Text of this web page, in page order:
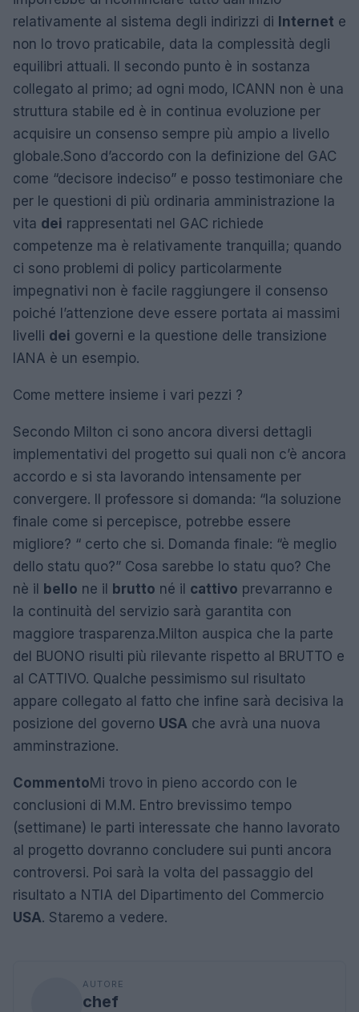
relativamente al sistema degli indirizzi di Internet e
non lo trovo praticabile, data la complessità degli
equilibri attuali. Il secondo punto è in sostanza
collegato al primo; ad ogni modo, ICANN non è una
struttura stabile ed è in continua evoluzione per
acquisire un consenso sempre più ampio a livello
globale.Sono d’accordo con la definizione del GAC
come “decisore indeciso” e posso testimoniare che
per le questioni di più ordinaria amministrazione la
vita dei rappresentati nel GAC richiede
competenze ma è relativamente tranquilla; quando
ci sono problemi di policy particolarmente
impegnativi non è facile raggiungere il consenso
poiché l’attenzione deve essere portata ai massimi
livelli dei governi e la questione delle transizione
IANA è un esempio.
Come mettere insieme i vari pezzi ?
Secondo Milton ci sono ancora diversi dettagli
implementativi del progetto sui quali non c’è ancora
accordo e si sta lavorando intensamente per
convergere. Il professore si domanda: “la soluzione
finale come si percepisce, potrebbe essere
migliore? “ certo che si. Domanda finale: “è meglio
dello statu quo?” Cosa sarebbe lo statu quo? Che
nè il
bello ne il brutto né il cattivo prevarranno e
la continuità del servizio sarà garantita con
maggiore trasparenza.Milton auspica che la parte
del BUONO risulti più rilevante rispetto al BRUTTO e
al CATTIVO. Qualche pessimismo sul risultato
appare collegato al fatto che infine sarà decisiva la
posizione del governo USA che avrà una nuova
amminstrazione.
CommentoMi trovo in pieno accordo con le
conclusioni di M.M. Entro brevissimo tempo
(settimane) le parti interessate che hanno lavorato
al progetto dovranno concludere sui punti ancora
controversi. Poi sarà la volta del passaggio del
risultato a NTIA del Dipartimento del Commercio
USA. Staremo a vedere.
AUTORE
chef